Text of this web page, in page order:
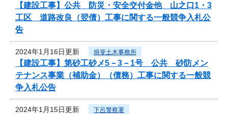
【建設工事】公共 防災・安全交付金他 山之口1・3
工区 道路改良（翌債）工事に関する一般競争入札公
告
2024年1月16日更新 揖斐土木事務所
【建設工事】第砂工砂メ5－3－1号 公共 砂防メン
テナンス事業（補助金）（債務）工事に関する一般競
争入札公告
2024年1月15日更新 下呂警察署